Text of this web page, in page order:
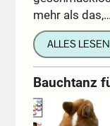
mehr als das,…
ALLES LESEN
Bauchtanz